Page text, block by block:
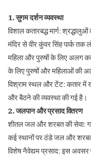
1. सुगम दर्शन व्यवस्था
विशाल कतारबद्ध मार्ग:
मंदिर से वीर कुंवर सिंह पार्क तक
महिला और पुरुषों के लिए अलग
के लिए पुरुषों और महिलाओं की
विश्राम स्थल और टेंट: कतार में
और बैठने की व्यवस्था की गई है।
2. जलपान और प्रसाद वितरण
शीतल जल और शरबत की सेवा:
कई स्थानों पर ठंडे जल और शरबत
विशेष नैवेद्यम प्रसाद: इस